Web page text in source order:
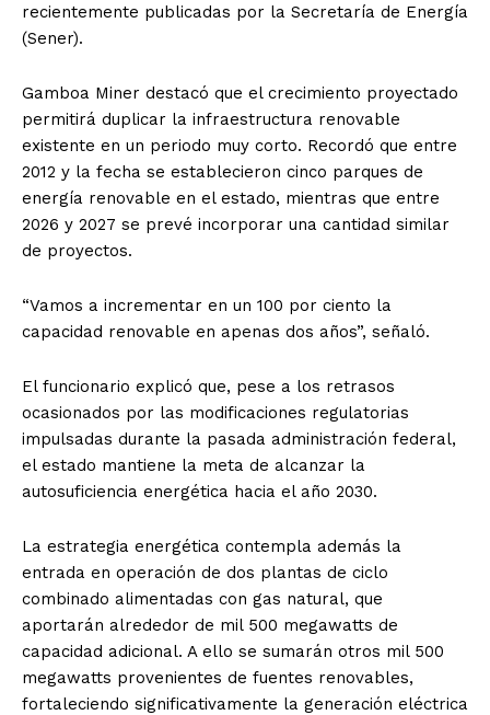
recientemente publicadas por la Secretaría de Energía
(Sener).
Gamboa Miner destacó que el crecimiento proyectado
permitirá duplicar la infraestructura renovable
existente en un periodo muy corto. Recordó que entre
2012 y la fecha se establecieron cinco parques de
energía renovable en el estado, mientras que entre
2026 y 2027 se prevé incorporar una cantidad similar
de proyectos.
“Vamos a incrementar en un 100 por ciento la
capacidad renovable en apenas dos años”, señaló.
El funcionario explicó que, pese a los retrasos
ocasionados por las modificaciones regulatorias
impulsadas durante la pasada administración federal,
el estado mantiene la meta de alcanzar la
autosuficiencia energética hacia el año 2030.
La estrategia energética contempla además la
entrada en operación de dos plantas de ciclo
combinado alimentadas con gas natural, que
aportarán alrededor de mil 500 megawatts de
capacidad adicional. A ello se sumarán otros mil 500
megawatts provenientes de fuentes renovables,
fortaleciendo significativamente la generación eléctrica